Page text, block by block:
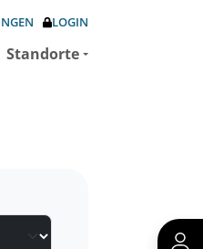
LOGIN
Standorte